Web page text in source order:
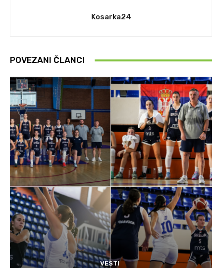
Kosarka24
POVEZANI ČLANCI
VESTI